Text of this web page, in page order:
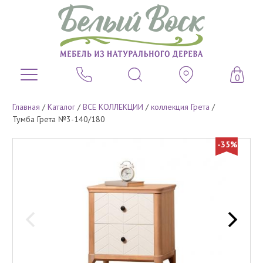
0
Главная /Каталог /ВСЕ КОЛЛЕКЦИИ /коллекция Грета /
Тумба Грета №3-140/180
-35%